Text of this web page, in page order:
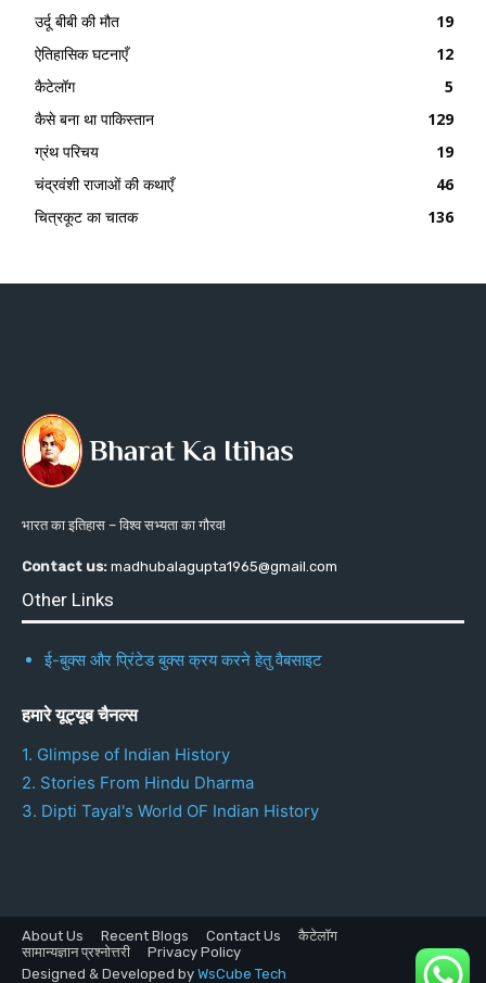
उर्दू बीबी की मौत
19
ऐतिहासिक घटनाएँ
12
कैटेलॉग
5
कैसे बना था पाकिस्तान
129
ग्रंथ परिचय
19
चंद्रवंशी राजाओं की कथाएँ
46
चित्रकूट का चातक
136
भारत का इतिहास – विश्व सभ्यता का गौरव!
Contact us: madhubalagupta1965@gmail.com
Other Links
ई-बुक्स और प्रिंटेड बुक्स क्रय करने हेतु वैबसाइट
हमारे यूट्यूब चैनल्स
1. Glimpse of Indian History
2. Stories From Hindu Dharma
3. Dipti Tayal's World OF Indian History
About Us Recent Blogs Contact Us
कैटेलॉग
सामान्यज्ञान प्रश्नोत्तरी
Privacy Policy
Designed & Developed by WsCube Tech